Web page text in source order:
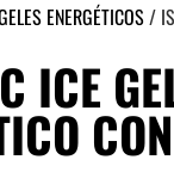
ENERGÉTICOS/
ICE